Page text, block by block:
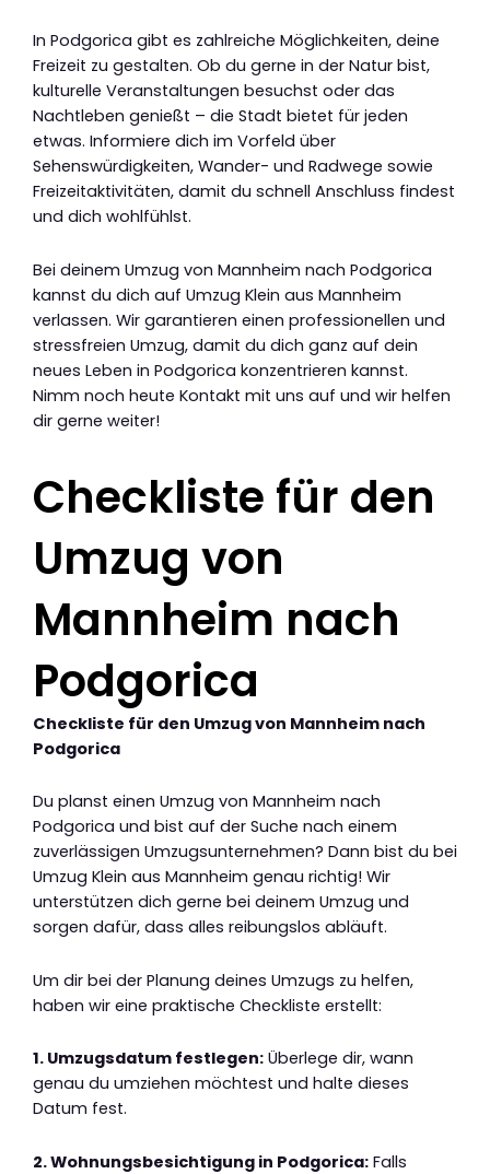
In Podgorica gibt es zahlreiche Möglichkeiten, deine
Freizeit zu gestalten. Ob du gerne in der Natur bist,
kulturelle Veranstaltungen besuchst oder das
Nachtleben genießt – die Stadt bietet für jeden
etwas. Informiere dich im Vorfeld über
Sehenswürdigkeiten, Wander- und Radwege sowie
Freizeitaktivitäten, damit du schnell Anschluss findest
und dich wohlfühlst.
Bei deinem Umzug von Mannheim nach Podgorica
kannst du dich auf Umzug Klein aus Mannheim
verlassen. Wir garantieren einen professionellen und
stressfreien Umzug, damit du dich ganz auf dein
neues Leben in Podgorica konzentrieren kannst.
Nimm noch heute Kontakt mit uns auf und wir helfen
dir gerne weiter!
Checkliste für den
Umzug von
Mannheim nach
Podgorica
Checkliste für den Umzug von Mannheim nach
Podgorica
Du planst einen Umzug von Mannheim nach
Podgorica und bist auf der Suche nach einem
zuverlässigen Umzugsunternehmen? Dann bist du bei
Umzug Klein aus Mannheim genau richtig! Wir
unterstützen dich gerne bei deinem Umzug und
sorgen dafür, dass alles reibungslos abläuft.
Um dir bei der Planung deines Umzugs zu helfen,
haben wir eine praktische Checkliste erstellt:
1. Umzugsdatum festlegen: Überlege dir, wann
genau du umziehen möchtest und halte dieses
Datum fest.
2. Wohnungsbesichtigung in Podgorica: Falls